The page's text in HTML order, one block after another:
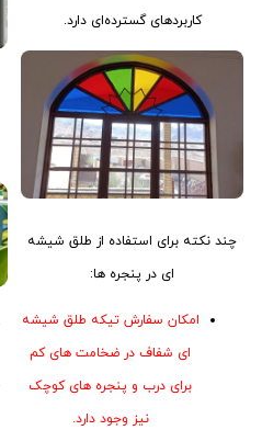
کاربردهای گسترده‌ای دارد.
چند نکته برای استفاده از طلق شیشه
ای در پنجره ها:
امکان سفارش تیکه طلق شیشه
ای شفاف در ضخامت های کم
برای درب و پنجره های کوچک
نیز وجود دارد.